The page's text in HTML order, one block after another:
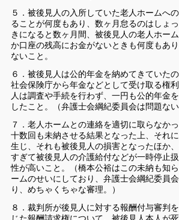
５．被後見人の入所していた老人ホームへ
ることが何度もあり、数ヶ月怠るのはしょ
きになると数ヶ月間、被後見人の老人ホー
か口座の残高にお金がないときも何度もあ
ないこと。
６．被後見人は公的年金を納めてきていた
社会保険庁から年金などとして受け取る権
人は調査や手続を行わず、一円も公的年金
したこと。（弁護士会綱紀委員会は問題ない
７．老人ホームとの連絡を適切に取らなか
十数回も未納させる結果となった上、それ
生じ、それも被後見人の損害となったほか
すぎて被後見人の介護給付などが一時停止
性が高いこと。（橋本公裕はこの未納も知
ームのせいにしており、弁護士会綱紀委員
り、めちゃくちゃな審理。）
８．裁判所が後見人に対する報酬付与審判
じた報酬請求権について、被後見人本人が